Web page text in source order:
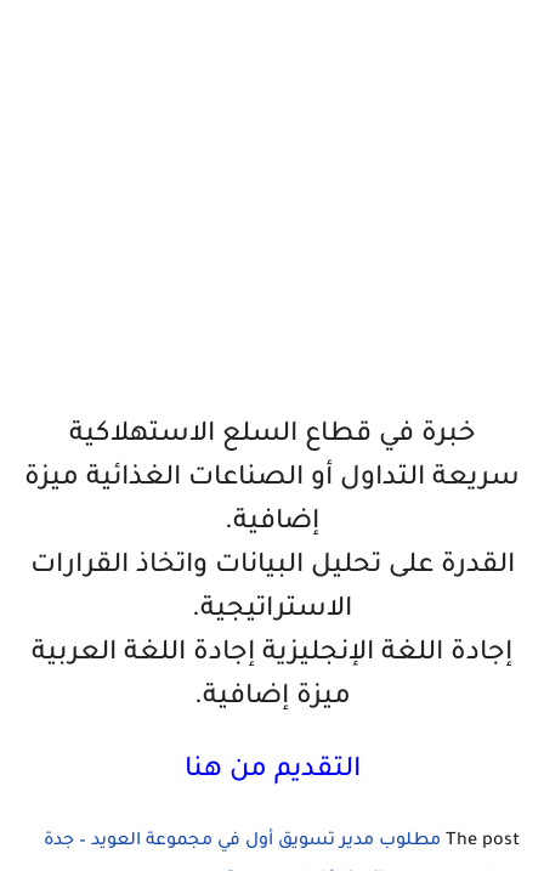
خبرة في قطاع السلع الاستهلاكية
سريعة التداول أو الصناعات الغذائية ميزة
إضافية.
القدرة على تحليل البيانات واتخاذ القرارات
الاستراتيجية.
إجادة اللغة الإنجليزية إجادة اللغة العربية
ميزة إضافية.
التقديم من هنا
The post مطلوب مدير تسويق أول في مجموعة العويد – جدة